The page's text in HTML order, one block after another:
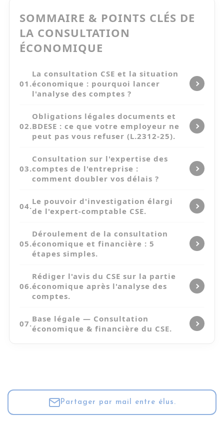
SOMMAIRE & POINTS CLÉS DE
LA CONSULTATION
ÉCONOMIQUE
01.
La consultation CSE et la situation
économique : pourquoi lancer
l'analyse des comptes ?
02.
Obligations légales documents et
BDESE : ce que votre employeur ne
peut pas vous refuser (L.2312-25).
03.
Consultation sur l'expertise des
comptes de l'entreprise :
comment doubler vos délais ?
04.Le pouvoir d'investigation élargi
de l'expert-comptable CSE.
05.
Déroulement de la consultation
économique et financière : 5
étapes simples.
06.
Rédiger l'avis du CSE sur la partie
économique après l'analyse des
comptes.
07.Base légale — Consultation
économique & financière du CSE.
Partager par mail entre élus.